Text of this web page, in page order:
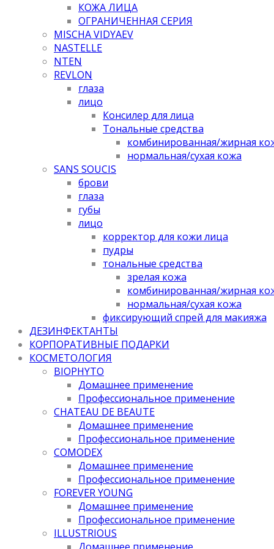
КОЖА ЛИЦА
ОГРАНИЧЕННАЯ СЕРИЯ
MISCHA VIDYAEV
NASTELLE
NTEN
REVLON
глаза
лицо
Консилер для лица
Тональные средства
комбинированная/жирная
нормальная/cухая кожа
SANS SOUCIS
брови
глаза
губы
лицо
корректор для кожи лица
пудры
тональные средства
зрелая кожа
комбинированная/жирная
нормальная/cухая кожа
фиксирующий спрей для макияжа
ДЕЗИНФЕКТАНТЫ
КОРПОРАТИВНЫЕ ПОДАРКИ
КОСМЕТОЛОГИЯ
BIOPHYTO
Домашнее применение
Профессиональное применение
CHATEAU DE BEAUTE
Домашнее применение
Профессиональное применение
COMODEX
Домашнее применение
Профессиональное применение
FOREVER YOUNG
Домашнее применение
Профессиональное применение
ILLUSTRIOUS